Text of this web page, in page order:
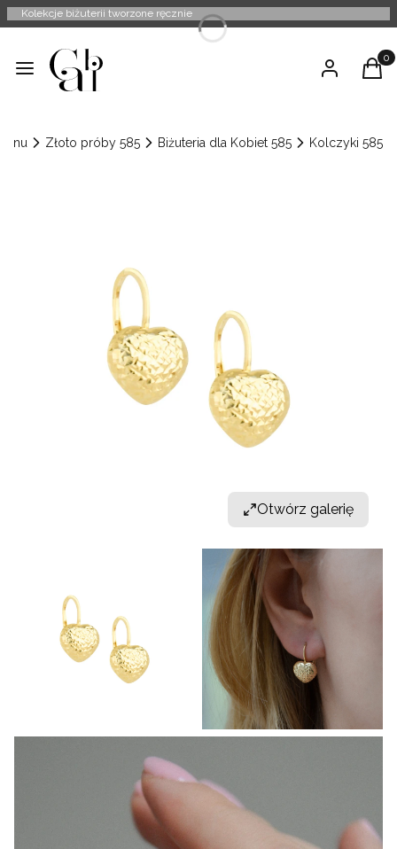
Kolekcje biżuterii tworzone ręcznie
Menu Zaloguj się
Złoto próby 585 Biżuteria dla Kobiet 585 Kolczyki 585
Otwórz galerię